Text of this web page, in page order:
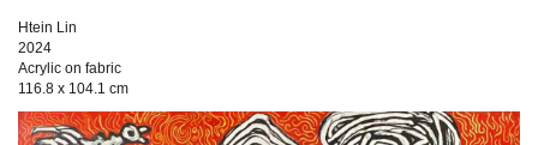
Htein Lin
2024
Acrylic on fabric
116.8 x 104.1 cm